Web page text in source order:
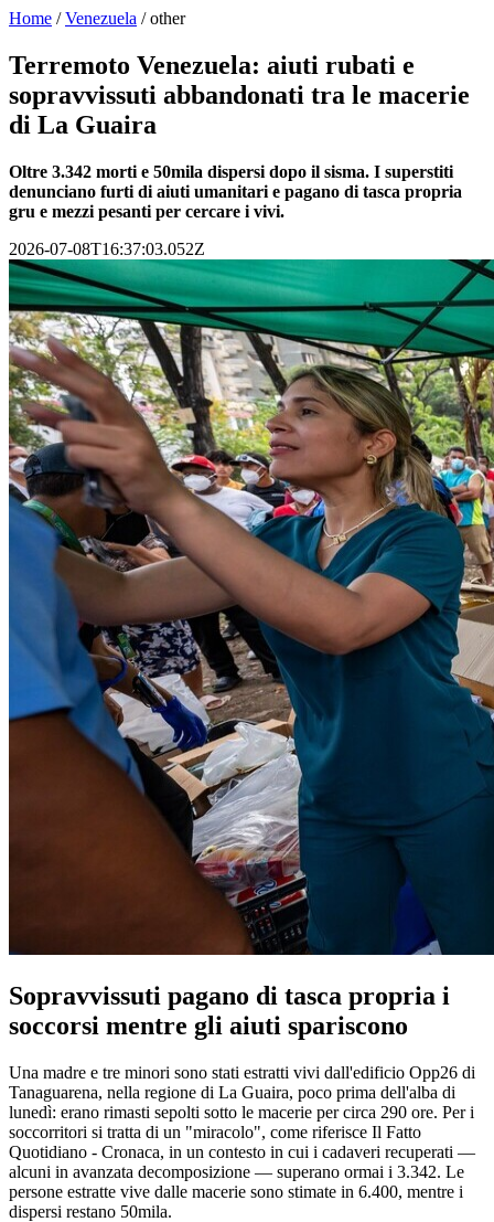
Home /Venezuela /other
Terremoto Venezuela: aiuti rubati e
sopravvissuti abbandonati tra le macerie
di La Guaira
Oltre 3.342 morti e 50mila dispersi dopo il sisma. I superstiti
denunciano furti di aiuti umanitari e pagano di tasca propria
gru e mezzi pesanti per cercare i vivi.
2026-07-08T16:37:03.052Z
Sopravvissuti pagano di tasca propria i
soccorsi mentre gli aiuti spariscono
Una madre e tre minori sono stati estratti vivi dall'edificio Opp26 di
Tanaguarena, nella regione di La Guaira, poco prima dell'alba di
lunedì: erano rimasti sepolti sotto le macerie per circa 290 ore. Per i
soccorritori si tratta di un "miracolo", come riferisce Il Fatto
Quotidiano - Cronaca, in un contesto in cui i cadaveri recuperati —
alcuni in avanzata decomposizione — superano ormai i 3.342. Le
persone estratte vive dalle macerie sono stimate in 6.400, mentre i
dispersi restano 50mila.